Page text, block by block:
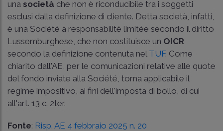
una società che non è riconducibile tra i soggetti
esclusi dalla definizione di cliente. Detta società, infatti,
è una Société à responsabilité limitée secondo il diritto
Lussemburghese, che non costituisce un OICR
secondo la definizione contenuta nel TUF. Come
chiarito dall'AE, per le comunicazioni relative alle quote
del fondo inviate alla Société, torna applicabile il
regime impositivo, ai fini dell'imposta di bollo, di cui
all'art. 13 c. 2ter.
Fonte: Risp. AE 4 febbraio 2025 n. 20